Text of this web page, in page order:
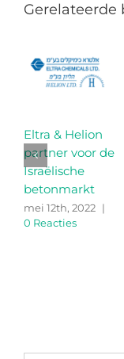
Gerelateerde
Eltra & Helion
partner voor de
Israëlische
betonmarkt
mei 12th, 2022 |
0 Reacties